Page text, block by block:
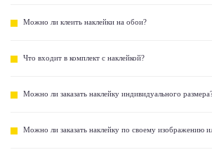
Можно ли клеить наклейки на обои?
Что входит в комплект с наклейкой?
Можно ли заказать наклейку индивидуального
Можно ли заказать наклейку по своему изображению